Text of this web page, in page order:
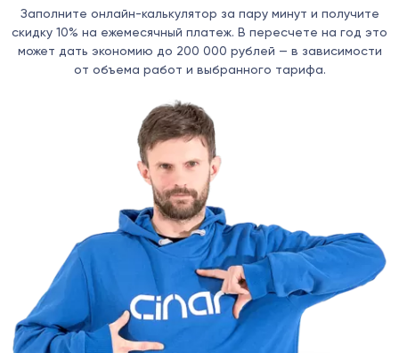
Заполните онлайн-калькулятор за пару минут и получите
скидку 10% на ежемесячный платеж. В пересчете на год это
может дать экономию до 200 000 рублей — в зависимости
от объема работ и выбранного тарифа.